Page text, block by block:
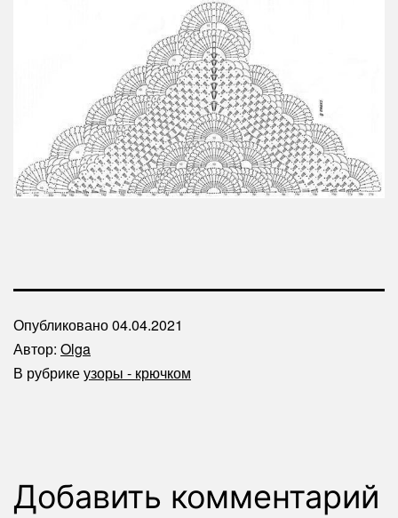
Опубликовано04.04.2021
Автор: Olga
В рубрикеузоры - крючком
Добавить комментарий